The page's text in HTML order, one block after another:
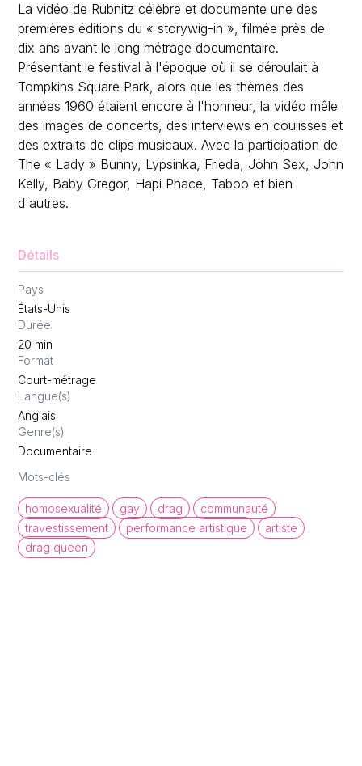
La vidéo de Rubnitz célèbre et documente une des
premières éditions du « storywig-in », filmée près de
dix ans avant le long métrage documentaire.
Présentant le festival à l'époque où il se déroulait à
Tompkins Square Park, alors que les thèmes des
années 1960 étaient encore à l'honneur, la vidéo mêle
des images de concerts, des interviews en coulisses et
des extraits de clips musicaux. Avec la participation de
The « Lady » Bunny, Lypsinka, Frieda, John Sex, John
Kelly, Baby Gregor, Hapi Phace, Taboo et bien
d'autres.
Détails
Pays
États-Unis
Durée
20 min
Format
Court-métrage
Langue(s)
Anglais
Genre(s)
Documentaire
Mots-clés
homosexualité gay drag
communauté
travestissement
performance artistique
artiste
drag queen